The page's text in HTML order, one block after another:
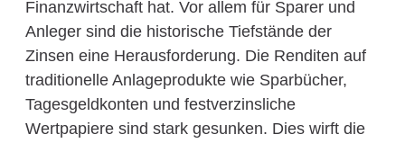
Finanzwirtschaft hat. Vor allem für Sparer und
Anleger sind die historische Tiefstände der
Zinsen eine Herausforderung. Die Renditen auf
traditionelle Anlageprodukte wie Sparbücher,
Tagesgeldkonten und festverzinsliche
Wertpapiere sind stark gesunken. Dies wirft die